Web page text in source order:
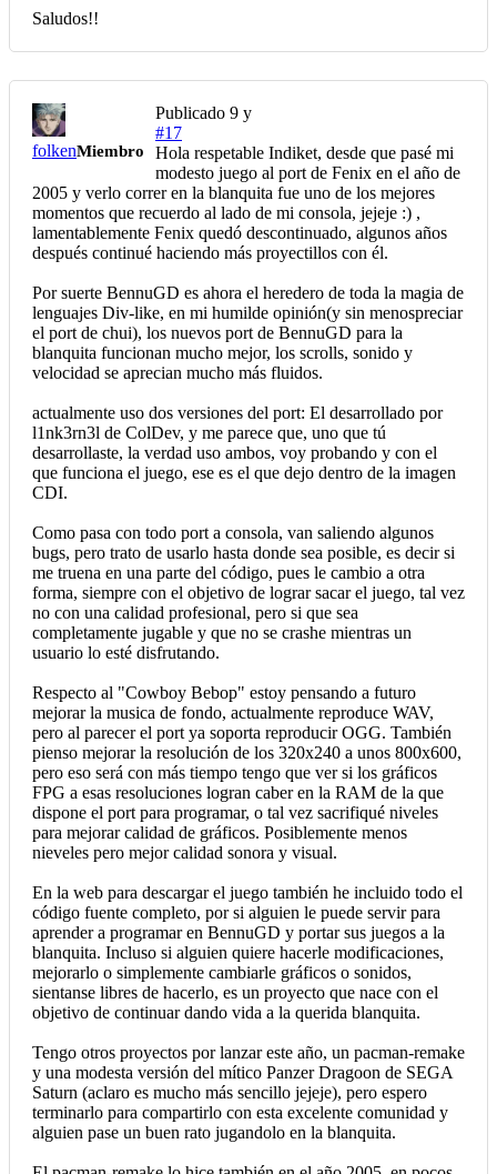
Saludos!!
folkenMiembro
Publicado 9 y
#17
Hola respetable Indiket, desde que pasé mi
modesto juego al port de Fenix en el año de
2005 y verlo correr en la blanquita fue uno de los mejores
momentos que recuerdo al lado de mi consola, jejeje :) ,
lamentablemente Fenix quedó descontinuado, algunos años
después continué haciendo más proyectillos con él.
Por suerte BennuGD es ahora el heredero de toda la magia de
lenguajes Div-like, en mi humilde opinión(y sin menospreciar
el port de chui), los nuevos port de BennuGD para la
blanquita funcionan mucho mejor, los scrolls, sonido y
velocidad se aprecian mucho más fluidos.
actualmente uso dos versiones del port: El desarrollado por
l1nk3rn3l de ColDev, y me parece que, uno que tú
desarrollaste, la verdad uso ambos, voy probando y con el
que funciona el juego, ese es el que dejo dentro de la imagen
CDI.
Como pasa con todo port a consola, van saliendo algunos
bugs, pero trato de usarlo hasta donde sea posible, es decir si
me truena en una parte del código, pues le cambio a otra
forma, siempre con el objetivo de lograr sacar el juego, tal vez
no con una calidad profesional, pero si que sea
completamente jugable y que no se crashe mientras un
usuario lo esté disfrutando.
Respecto al "Cowboy Bebop" estoy pensando a futuro
mejorar la musica de fondo, actualmente reproduce WAV,
pero al parecer el port ya soporta reproducir OGG. También
pienso mejorar la resolución de los 320x240 a unos 800x600,
pero eso será con más tiempo tengo que ver si los gráficos
FPG a esas resoluciones logran caber en la RAM de la que
dispone el port para programar, o tal vez sacrifiqué niveles
para mejorar calidad de gráficos. Posiblemente menos
nieveles pero mejor calidad sonora y visual.
En la web para descargar el juego también he incluido todo el
código fuente completo, por si alguien le puede servir para
aprender a programar en BennuGD y portar sus juegos a la
blanquita. Incluso si alguien quiere hacerle modificaciones,
mejorarlo o simplemente cambiarle gráficos o sonidos,
sientanse libres de hacerlo, es un proyecto que nace con el
objetivo de continuar dando vida a la querida blanquita.
Tengo otros proyectos por lanzar este año, un pacman-remake
y una modesta versión del mítico Panzer Dragoon de SEGA
Saturn (aclaro es mucho más sencillo jejeje), pero espero
terminarlo para compartirlo con esta excelente comunidad y
alguien pase un buen rato jugandolo en la blanquita.